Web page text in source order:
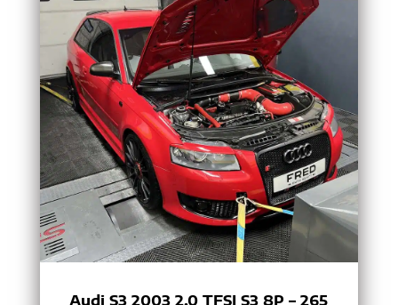
Audi S3 2003 2.0 TFSI S3 8P – 265